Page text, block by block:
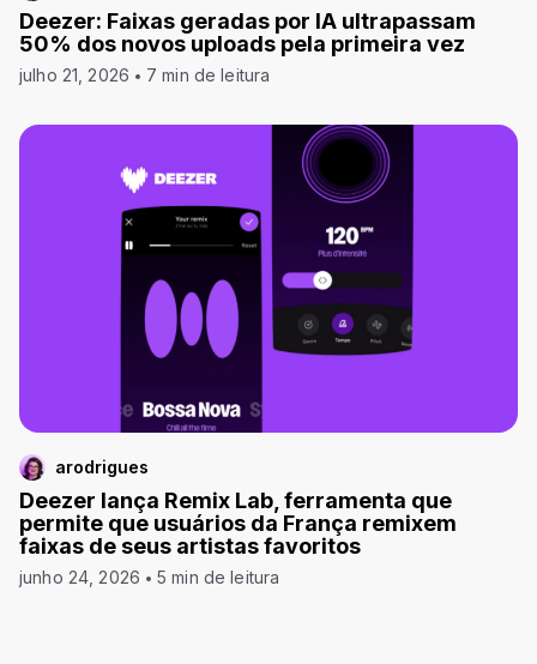
Deezer: Faixas geradas por IA ultrapassam
50% dos novos uploads pela primeira vez
julho 21, 2026 7 min de leitura
arodrigues
Deezer lança Remix Lab, ferramenta que
permite que usuários da França remixem
faixas de seus artistas favoritos
junho 24, 2026 5 min de leitura